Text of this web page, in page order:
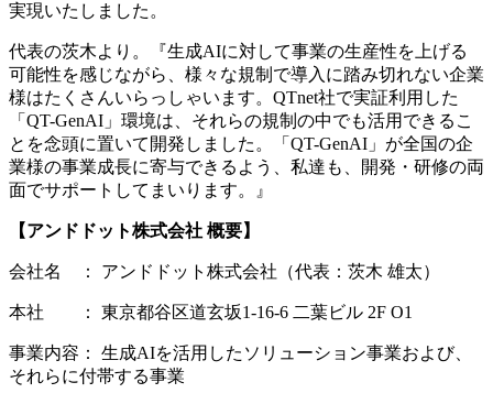
実現いたしました。
代表の茨木より。『生成AIに対して事業の生産性を上げる
可能性を感じながら、様々な規制で導入に踏み切れない企業
様はたくさんいらっしゃいます。QTnet社で実証利用した
「QT-GenAI」環境は、それらの規制の中でも活用できるこ
とを念頭に置いて開発しました。「QT-GenAI」が全国の企
業様の事業成長に寄与できるよう、私達も、開発・研修の両
面でサポートしてまいります。』
【アンドドット株式会社 概要】
会社名 ： アンドドット株式会社（代表：茨木 雄太）
本社 ： 東京都谷区道玄坂1-16-6 二葉ビル 2F O1
事業内容： 生成AIを活用したソリューション事業および、
それらに付帯する事業